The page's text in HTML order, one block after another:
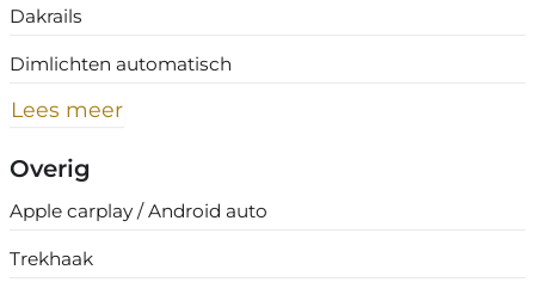
Dakrails
Dimlichten automatisch
Lees meer
Overig
Apple carplay / Android auto
Trekhaak